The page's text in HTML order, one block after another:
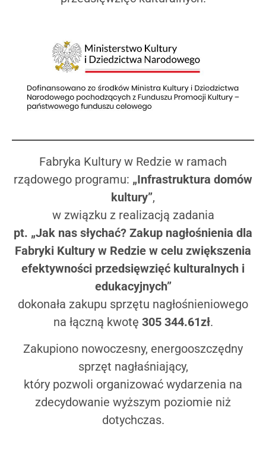
Fabryka Kultury w Redzie w ramach
rządowego programu: „Infrastruktura domów
kultury”,
w związku z realizacją zadania
pt. „Jak nas słychać? Zakup nagłośnienia dla
Fabryki Kultury w Redzie w celu zwiększenia
efektywności przedsięwzięć kulturalnych i
edukacyjnych”
dokonała zakupu sprzętu nagłośnieniowego
na łączną kwotę 305 344.61zł.
Zakupiono nowoczesny, energooszczędny
sprzęt nagłaśniający,
który pozwoli organizować wydarzenia na
zdecydowanie wyższym poziomie niż
dotychczas.